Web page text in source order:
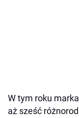
W tym roku marka
aż sześć